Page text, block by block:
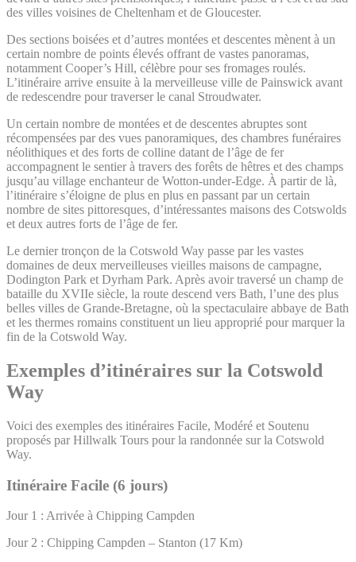
des villes voisines de Cheltenham et de Gloucester.
Des sections boisées et d’autres montées et descentes mènent à un
certain nombre de points élevés offrant de vastes panoramas,
notamment Cooper’s Hill, célèbre pour ses fromages roulés.
L’itinéraire arrive ensuite à la merveilleuse ville de Painswick avant
de redescendre pour traverser le canal Stroudwater.
Un certain nombre de montées et de descentes abruptes sont
récompensées par des vues panoramiques, des chambres funéraires
néolithiques et des forts de colline datant de l’âge de fer
accompagnent le sentier à travers des forêts de hêtres et des champs
jusqu’au village enchanteur de Wotton-under-Edge. À partir de là,
l’itinéraire s’éloigne de plus en plus en passant par un certain
nombre de sites pittoresques, d’intéressantes maisons des Cotswolds
et deux autres forts de l’âge de fer.
Le dernier tronçon de la Cotswold Way passe par les vastes
domaines de deux merveilleuses vieilles maisons de campagne,
Dodington Park et Dyrham Park. Après avoir traversé un champ de
bataille du XVIIe siècle, la route descend vers Bath, l’une des plus
belles villes de Grande-Bretagne, où la spectaculaire abbaye de Bath
et les thermes romains constituent un lieu approprié pour marquer la
fin de la Cotswold Way.
Exemples d’itinéraires sur la Cotswold
Way
Voici des exemples des itinéraires Facile, Modéré et Soutenu
proposés par Hillwalk Tours pour la randonnée sur la Cotswold
Way.
Itinéraire Facile (6 jours)
Jour 1 : Arrivée à Chipping Campden
Jour 2 : Chipping Campden – Stanton (17 Km)